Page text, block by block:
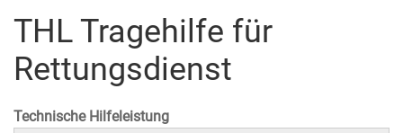
THL Tragehilfe für
Rettungsdienst
Technische Hilfeleistung